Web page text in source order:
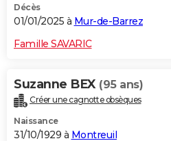
Décès
01/01/2025 à Mur-de-Barrez
Famille SAVARIC
Suzanne BEX (95 ans)
Créer une cagnotte obsèques
Naissance
31/10/1929 à Montreuil